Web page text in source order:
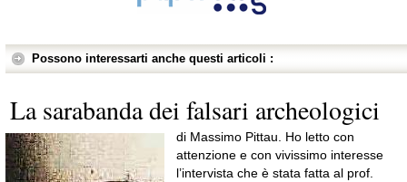
Possono interessarti anche questi articoli :
La sarabanda dei falsari archeologici
di Massimo Pittau. Ho letto con
attenzione e con vivissimo interesse
l’intervista che è stata fatta al prof.